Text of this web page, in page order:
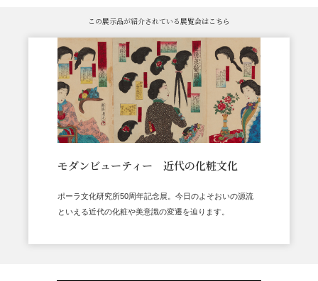
この展示品が紹介されている展覧会はこちら
モダンビューティー 近代の化粧文化
ポーラ文化研究所50周年記念展。今日のよそおいの源流
といえる近代の化粧や美意識の変遷を辿ります。